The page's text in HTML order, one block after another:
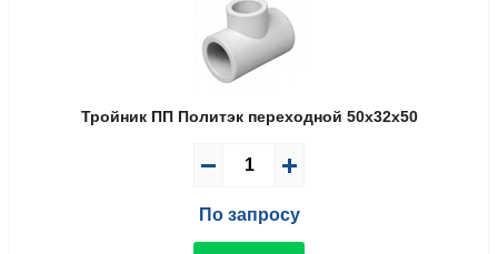
Тройник ПП Политэк переходной 50x32x50
По запросу